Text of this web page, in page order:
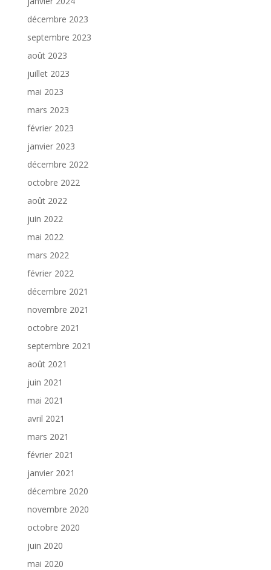
décembre 2023
septembre 2023
août 2023
juillet 2023
mai 2023
mars 2023
février 2023
janvier 2023
décembre 2022
octobre 2022
août 2022
juin 2022
mai 2022
mars 2022
février 2022
décembre 2021
novembre 2021
octobre 2021
septembre 2021
août 2021
juin 2021
mai 2021
avril 2021
mars 2021
février 2021
janvier 2021
décembre 2020
novembre 2020
octobre 2020
juin 2020
mai 2020